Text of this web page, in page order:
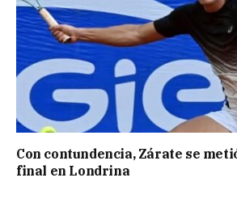
Con contundencia, Zárate se
final en Londrina